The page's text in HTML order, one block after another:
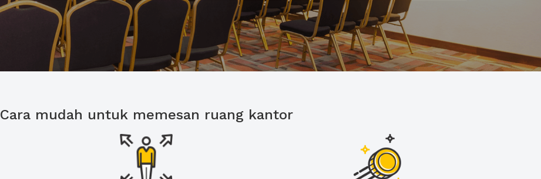
Cara mudah untuk memesan ruang kantor